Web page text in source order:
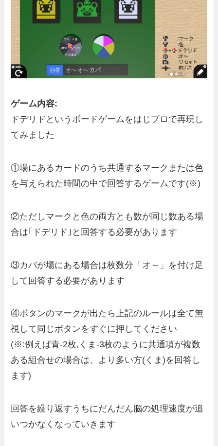
ゲーム内容:
ドデリドというボードゲームをはじプロで再現し
てみました
①場にあるカードのうち共通するマークまたは色
を与えられた時間の中で回答するゲームです(※)
②ただしマークと色の両方とも数が同じ数ある場
合は｢ドデリド｣と回答する必要があります
③カバが場にある場合は枚数分「オ～」を付け足
して回答する必要があります
④ボタンのマークが出たら上記のルールは全て無
視して同じボタンをすぐに押してください
(※:例えば青-2枚,くま-3枚のように共通項が複数
ある組合せの場合は、より多い方(くま)を回答し
ます)
回答を繰り返すうちにだんだん脳の処理速度が追
いつかなくなっていきます